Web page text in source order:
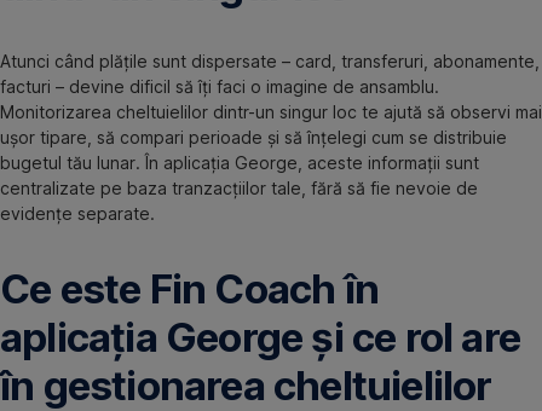
Atunci când plățile sunt dispersate – card, transferuri, abonamente,
facturi – devine dificil să îți faci o imagine de ansamblu.
Monitorizarea cheltuielilor dintr-un singur loc te ajută să observi mai
ușor tipare, să compari perioade și să înțelegi cum se distribuie
bugetul tău lunar. În aplicația George, aceste informații sunt
centralizate pe baza tranzacțiilor tale, fără să fie nevoie de
evidențe separate.
Ce este Fin Coach în
aplicația George și ce rol are
în gestionarea cheltuielilor